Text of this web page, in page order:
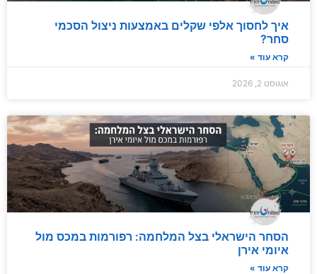
איך לחסוך אלפי שקלים באמצעות ניצול הסכמי
סחר?
קרא עוד »
אוגוסט 2, 2026
הסחר הישראלי בצל המלחמה: רפורמות במכס מול
איומי אירן
קרא עוד »